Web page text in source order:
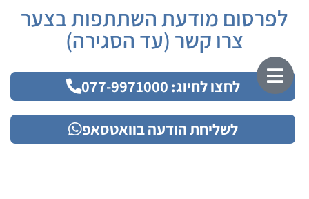
לפרסום מודעת השתתפות בצער
צרו קשר (עד הסגירה)
לחצו לחיוג: 077-9971000
לשליחת הודעה בוואטסאפ